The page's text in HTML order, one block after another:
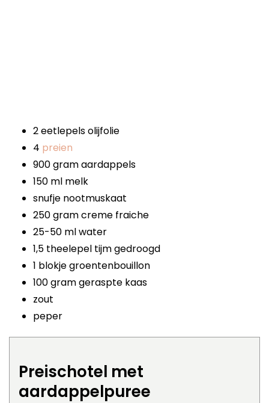
2 eetlepels olijfolie
4 preien
900 gram aardappels
150 ml melk
snufje nootmuskaat
250 gram creme fraiche
25-50 ml water
1,5 theelepel tijm gedroogd
1 blokje groentenbouillon
100 gram geraspte kaas
zout
peper
Preischotel met
aardappelpuree